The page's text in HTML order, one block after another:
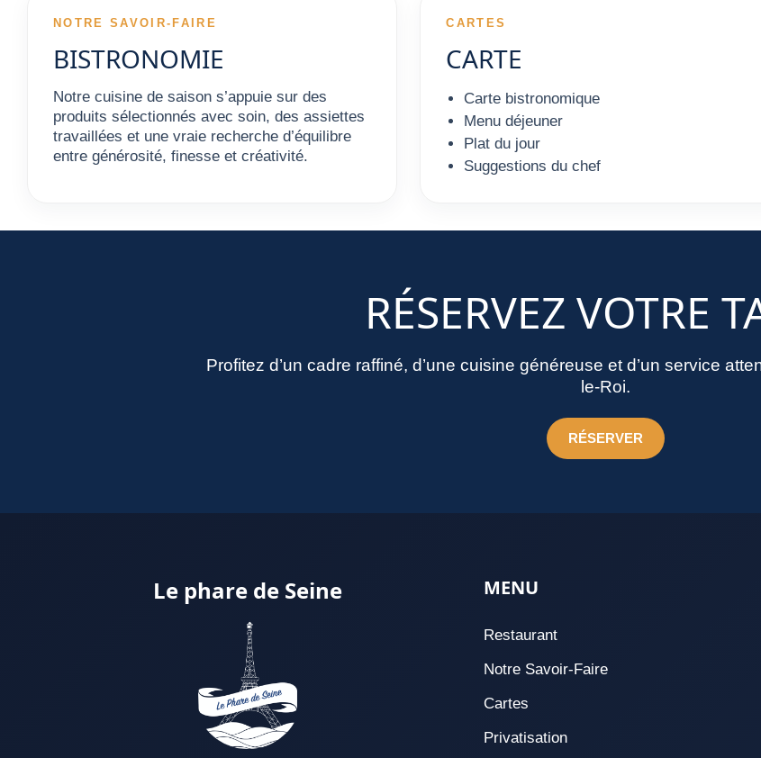
NOTRE SAVOIR-FAIRE
BISTRONOMIE
Notre cuisine de saison s’appuie sur des
produits sélectionnés avec soin, des assiettes
travaillées et une vraie recherche d’équilibre
entre générosité, finesse et créativité.
CARTES
CARTE
Carte bistronomique
Menu déjeuner
Plat du jour
Suggestions du chef
RÉSERVEZ VOTRE
Profitez d’un cadre raffiné, d’une cuisine généreuse et d’un service
le-Roi.
RÉSERVER
Le phare de Seine MENU
Restaurant
Notre Savoir-Faire
Cartes
Privatisation